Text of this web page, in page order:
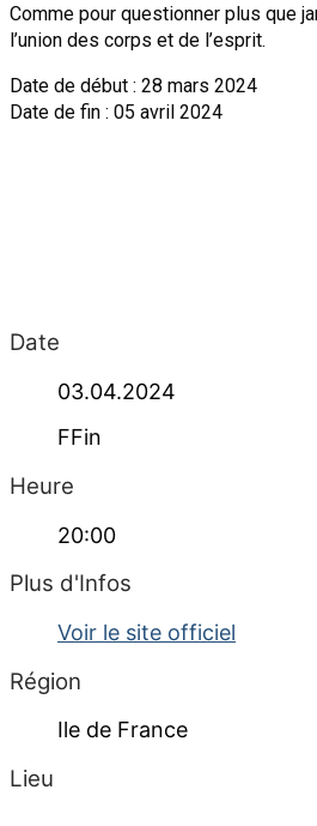
Comme pour questionner plus que
l’union des corps et de l’esprit.
Date de début : 28 mars 2024
Date de fin : 05 avril 2024
Date
03.04.2024
FFin
Heure
20:00
Plus d'Infos
Voir le site officiel
Région
Ile de France
Lieu